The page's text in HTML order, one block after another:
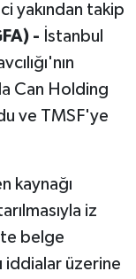
yakından takip
- İstanbul
Can Holding
ve TMSF'ye
kaynağı
iz
belge
iddialar üzerine